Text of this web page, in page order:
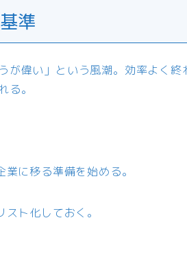
準
が偉い」という風潮。効率よく終
る。
に移る準備を始める。
ト化しておく。